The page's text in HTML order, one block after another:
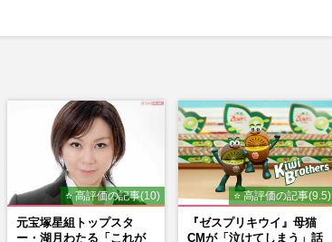
⭐ 高評価の記事(10)
元宝塚星組トップスタ
ー・湖月わたる「これが
⭐ 高評価の記事(9.5)
『ゼスプリキウイ』母猫
CMが「泣けてしまう」話